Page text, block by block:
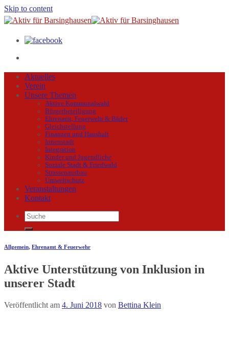
Skip to content
Aktuelles
Verein
Unsere Themen
Aktive Kommunalwahl
Bürgerbeteiligung
Ehrenamt, Feuerwehr & Bäder
Gleichstellung
Finanzen und Haushalt
Innenstadt
Integration
Kinder und Jugendliche
Soziale Stadt & Friedwald
Strassenausbau
Umweltschutz
Veranstaltungen
Kontakt
Allgemein, Ehrenamt & Feuerwehr
Aktive Unterstützung von Inklusion in
unserer Stadt
Veröffentlicht am 4. Juni 2018 von Bettina Klein